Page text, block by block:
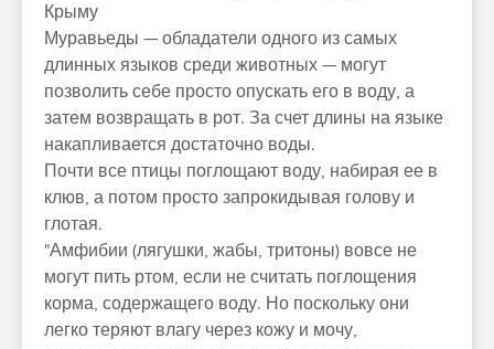
Крыму
Муравьеды — обладатели одного из самых
длинных языков среди животных — могут
позволить себе просто опускать его в воду, а
затем возвращать в рот. За счет длины на языке
накапливается достаточно воды.
Почти все птицы поглощают воду, набирая ее в
клюв, а потом просто запрокидывая голову и
глотая.
"Амфибии (лягушки, жабы, тритоны) вовсе не
могут пить ртом, если не считать поглощения
корма, содержащего воду. Но поскольку они
легко теряют влагу через кожу и мочу,